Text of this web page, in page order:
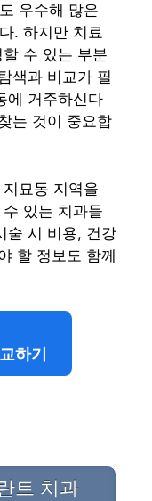
우수해 많은
. 하지만 치료
수 있는 부분
색과 비교가 필
에 거주하신다
는 것이 중요합
묘동 지역을
있는 치과들
술 시 비용, 건강
할 정보도 함께
하기
트 치과